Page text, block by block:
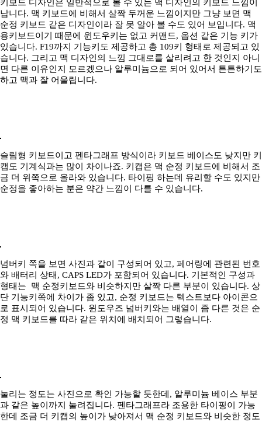
키보드 디자인은 일반적으로 볼 수 있는 맥 디자인의 키보드 느낌이
납니다. 맥 키보드에 비해서 살짝 두꺼운 느낌이지만 그냥 보면 맥
순정 키보드 같은 디자인이라 잘 못 알아 볼 수도 있어 보입니다. 맥
용키보드이기 때문에 윈도우키는 없고 커맨드, 옵션 같은 기능 키가
있습니다. F19까지 기능키도 제공하고 총 109키 형태로 제공되고 있
습니다. 그리고 맥 디자인의 느낌 그대로를 살리려고 한 것인지 아니
면 다른 이유인지 모르겠으나 알루미늄으로 되어 있어서 튼튼하기도
하고 맥과 잘 어울립니다.
슬림형 키보드이고 펜타그래프 방식이라 키보드 베이스도 낮지만 키
캡도 기계식과는 많이 차이나죠. 키캡은 맥 순정 키보드에 비해서 조
금 더 위쪽으로 올라와 있습니다. 타이핑 하는데 유리할 수도 있지만
순정을 좋아하는 분은 약간 느낌이 다를 수 있습니다.
넘버키 쪽을 보면 사진과 같이 구성되어 있고, 페어링에 관련된 번호
와 배터리 상태, CAPS LED가 포함되어 있습니다. 기본적인 구성과
형태는 맥 순정키보드와 비슷하지만 살짝 다른 부분이 있습니다. 상
단 기능키쪽에 차이가 좀 있고, 순정 키보드는 텍스트보다 아이콘으
로 표시되어 있습니다. 윈도우즈 넘버키와는 배열이 좀 다른 것은 순
정 맥 키보드를 따라 같은 위치에 배치되어 그렇습니다.
눌리는 정도는 사진으로 확인 가능할 듯한데, 알루미늄 베이스 부분
과 같은 높이까지 눌려집니다. 펜타그래프라 조용한 타이핑이 가능
한데 조금 더 키캡의 높이가 낮아져서 맥 순정 키보드와 비슷한 정도